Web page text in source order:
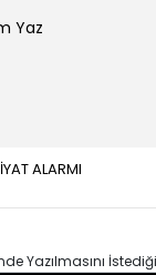
Yaz
ALARMI
Yazılmasını